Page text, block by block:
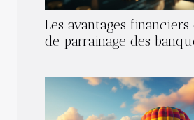
Les avantages financiers
de parrainage des